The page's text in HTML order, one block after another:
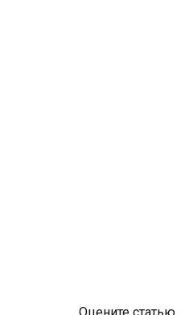
Оцените статью